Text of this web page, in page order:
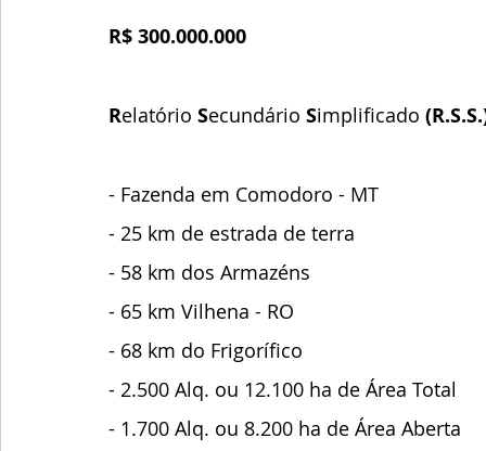
R$ 300.000.000
Relatório Secundário Simplificado
- Fazenda em Comodoro - MT
- 25 km de estrada de terra
- 58 km dos Armazéns
- 65 km Vilhena - RO
- 68 km do Frigorífico
- 2.500 Alq. ou 12.100 ha de Área Total
- 1.700 Alq. ou 8.200 ha de Área Aberta